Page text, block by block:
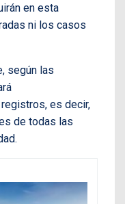
en esta
ni los casos
según las
es decir,
de todas las